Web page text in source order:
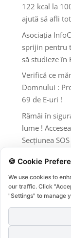
122 kcal la
ajută să afli
Asociația
sprijin pentru
să studieze în
Verifică ce
Domnului :
69 de E-uri !
Rămâi în
lume !
Secțiunea
Niciun
🍪 Cookie
We use cookies to
our traffic. Click
"Settings" to manage